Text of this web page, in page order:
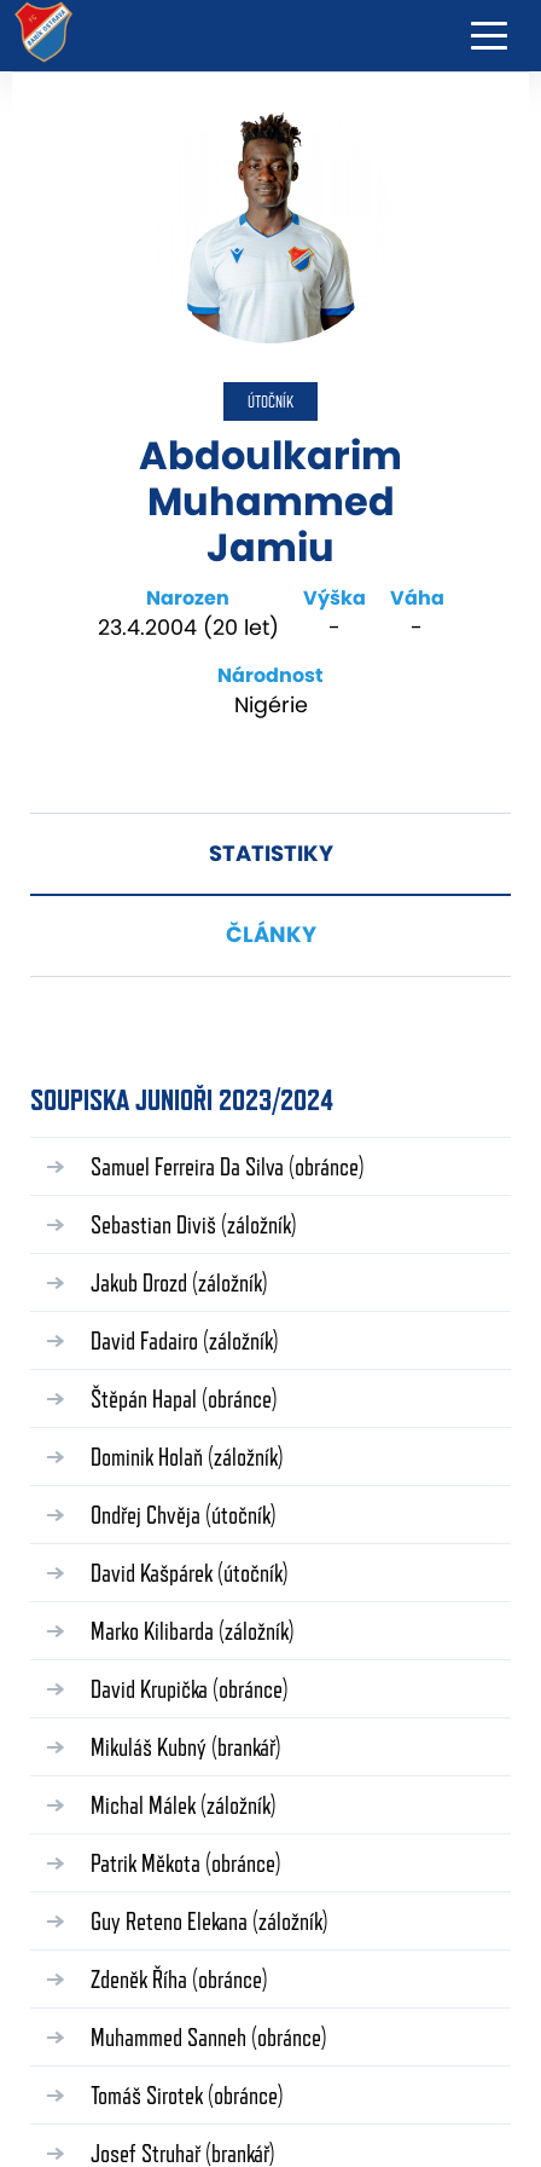
ÚTOČNÍK
Abdoulkarim
Muhammed
Jamiu
Narozen
23.4.2004 (20 let)
Výška
-
Váha
-
Národnost
Nigérie
STATISTIKY
ČLÁNKY
SOUPISKA JUNIOŘI 2023/2024
Samuel Ferreira Da Silva (obránce)
Sebastian Diviš (záložník)
Jakub Drozd (záložník)
David Fadairo (záložník)
Štěpán Hapal (obránce)
Dominik Holaň (záložník)
Ondřej Chvěja (útočník)
David Kašpárek (útočník)
Marko Kilibarda (záložník)
David Krupička (obránce)
Mikuláš Kubný (brankář)
Michal Málek (záložník)
Patrik Měkota (obránce)
Guy Reteno Elekana (záložník)
Zdeněk Říha (obránce)
Muhammed Sanneh (obránce)
Tomáš Sirotek (obránce)
Josef Struhař(brankář)